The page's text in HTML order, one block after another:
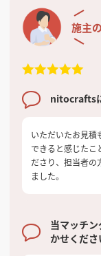
施主
nitocrafts
いただいたお見積
できると感じたこ
ださり、担当者の
ました。
当マッチ
かせくださ